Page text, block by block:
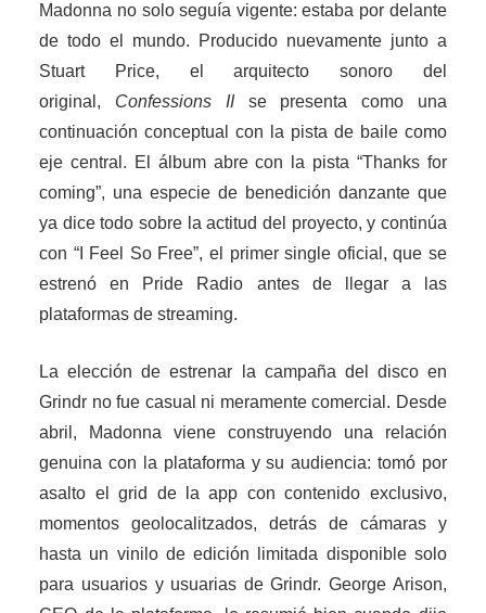
Madonna no solo seguía vigente: estaba por delante
de todo el mundo. Producido nuevamente junto a
Stuart Price, el arquitecto sonoro del
original, Confessions IIse presenta como una
continuación conceptual con la pista de baile como
eje central. El álbum abre con la pista “Thanks for
coming”, una especie de benedición danzante que
ya dice todo sobre la actitud del proyecto, y continúa
con “I Feel So Free”, el primer single oficial, que se
estrenó en Pride Radio antes de llegar a las
plataformas de streaming.
La elección de estrenar la campaña del disco en
Grindr no fue casual ni meramente comercial. Desde
abril, Madonna viene construyendo una relación
genuina con la plataforma y su audiencia: tomó por
asalto el grid de la app con contenido exclusivo,
momentos geolocalitzados, detrás de cámaras y
hasta un vinilo de edición limitada disponible solo
para usuarios y usuarias de Grindr. George Arison,